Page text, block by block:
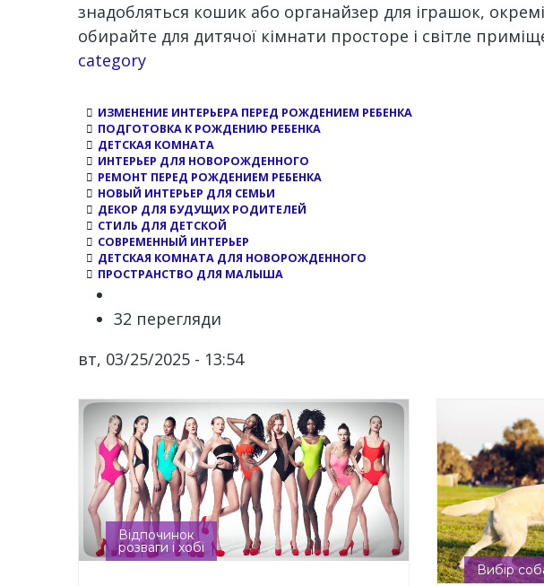
знадобляться кошик або органайзер для іграшок,
обирайте для дитячої кімнати просторе і світле
Channel
category
ИЗМЕНЕНИЕ ИНТЕРЬЕРА ПЕРЕД РОЖДЕНИЕМ РЕБЕНКА
ПОДГОТОВКА К РОЖДЕНИЮ РЕБЕНКА
ДЕТСКАЯ КОМНАТА
ИНТЕРЬЕР ДЛЯ НОВОРОЖДЕННОГО
РЕМОНТ ПЕРЕД РОЖДЕНИЕМ РЕБЕНКА
НОВЫЙ ИНТЕРЬЕР ДЛЯ СЕМЬИ
ДЕКОР ДЛЯ БУДУЩИХ РОДИТЕЛЕЙ
СТИЛЬ ДЛЯ ДЕТСКОЙ
СОВРЕМЕННЫЙ ИНТЕРЬЕР
ДЕТСКАЯ КОМНАТА ДЛЯ НОВОРОЖДЕННОГО
ПРОСТРАНСТВО ДЛЯ МАЛЫША
32 перегляди
вт, 03/25/2025 - 13:54
Відпочинок
розваги і хобі
Вибір